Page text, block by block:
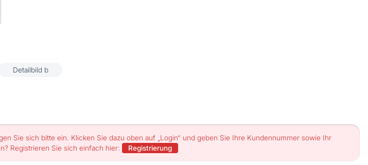
Detailbild b
Sie sich bitte ein. Klicken Sie dazu oben auf „Login“ und geben Sie Ihre Kundennummer sowie Ihr
Registrieren Sie sich einfach hier:
Registrierung